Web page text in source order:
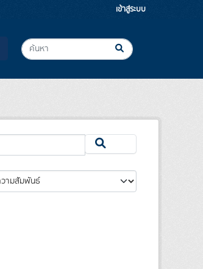
เข้าสู่ระบบ